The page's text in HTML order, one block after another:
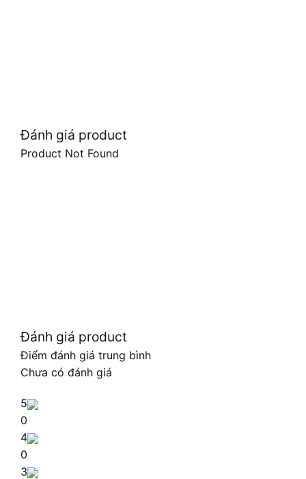
Đánh giá product
Product Not Found
Đánh giá product
Điểm đánh giá trung bình
Chưa có đánh giá
5
0
4
0
3